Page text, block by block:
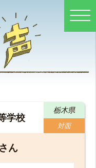
学校
栃木県
対面
ん